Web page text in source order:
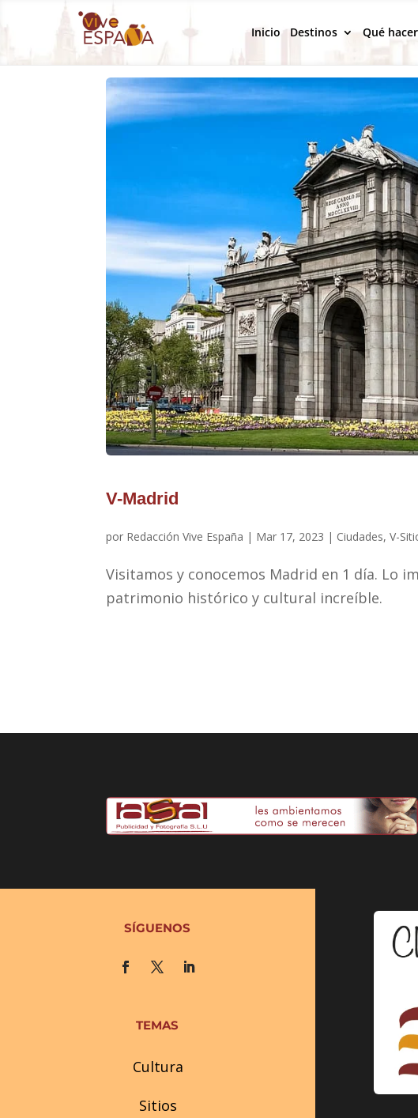
Inicio Destinos Qué hacer
V-Madrid
por Redacción Vive España | Mar 17, 2023 | Ciudades,V-
Visitamos y conocemos Madrid en 1 día. Lo
patrimonio histórico y cultural increíble.
SÍGUENOS
TEMAS
Cultura
Sitios